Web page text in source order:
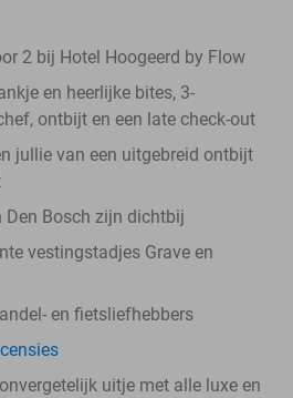
2 bij Hotel Hoogeerd by Flow
en heerlijke bites, 3-
ontbijt en een late check-out
jullie van een uitgebreid ontbijt
Den Bosch zijn dichtbij
vestingstadjes Grave en
en fietsliefhebbers
uitje met alle luxe en